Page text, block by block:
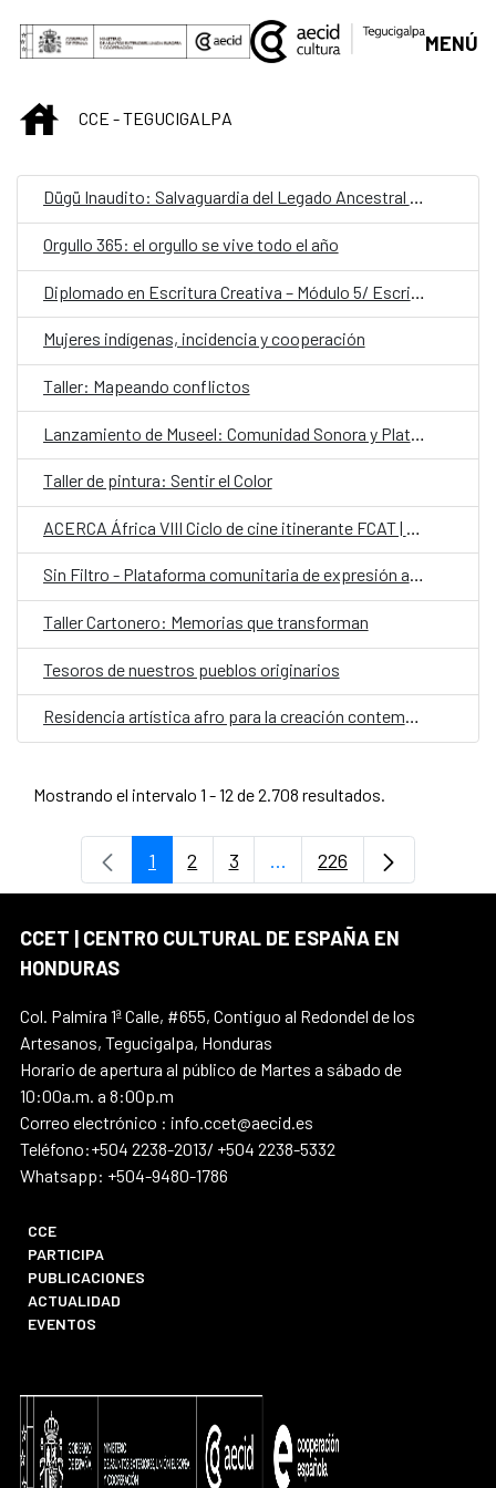
Saltar al contenido principal
MENÚ
INICIOCCE - TEGUCIGALPA
Dügü Inaudito: Salvaguardia del Legado Ancestral Garífuna/ Presentación pública de resultados y diálogo sobre patrimonio vivo
Orgullo 365: el orgullo se vive todo el año
Mujeres indígenas, incidencia y cooperación
Taller: Mapeando conflictos
Taller de pintura: Sentir el Color
ACERCA África VIII Ciclo de cine itinerante FCAT | AECID
Sin Filtro - Plataforma comunitaria de expresión artística
Taller Cartonero: Memorias que transforman
Tesoros de nuestros pueblos originarios
Residencia artística afro para la creación contemporánea colaborativa con comunidades garífunas
Mostrando el intervalo 1 - 12 de 2.708 resultados.
Página
1 Página
2 Página
3 ...Páginas intermedias Use
Página
226
CCET | CENTRO CULTURAL DE ESPAÑA EN
HONDURAS
Col. Palmira 1ª Calle, #655, Contiguo al Redondel de los
Artesanos, Tegucigalpa, Honduras
Horario de apertura al público de Martes a sábado de
10:00a.m. a 8:00p.m
Correo electrónico : info.ccet@aecid.es
Teléfono:+504 2238-2013/ +504 2238-5332
Whatsapp: +504-9480-1786
CCE
PARTICIPA
PUBLICACIONES
ACTUALIDAD
EVENTOS